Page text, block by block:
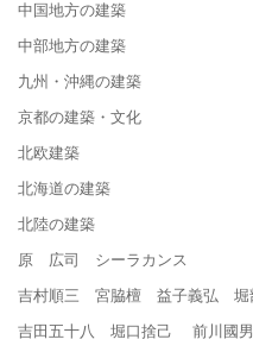
中国地方の建築
中部地方の建築
九州・沖縄の建築
京都の建築・文化
北欧建築
北海道の建築
北陸の建築
原 広司 シーラカンス
吉村順三 宮脇檀 益子義弘 堀
吉田五十八 堀口捨己 前川國